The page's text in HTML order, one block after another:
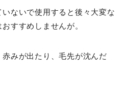
ないで使用すると後々大変な
すすめしませんが。
赤みが出たり、毛先が沈んだ